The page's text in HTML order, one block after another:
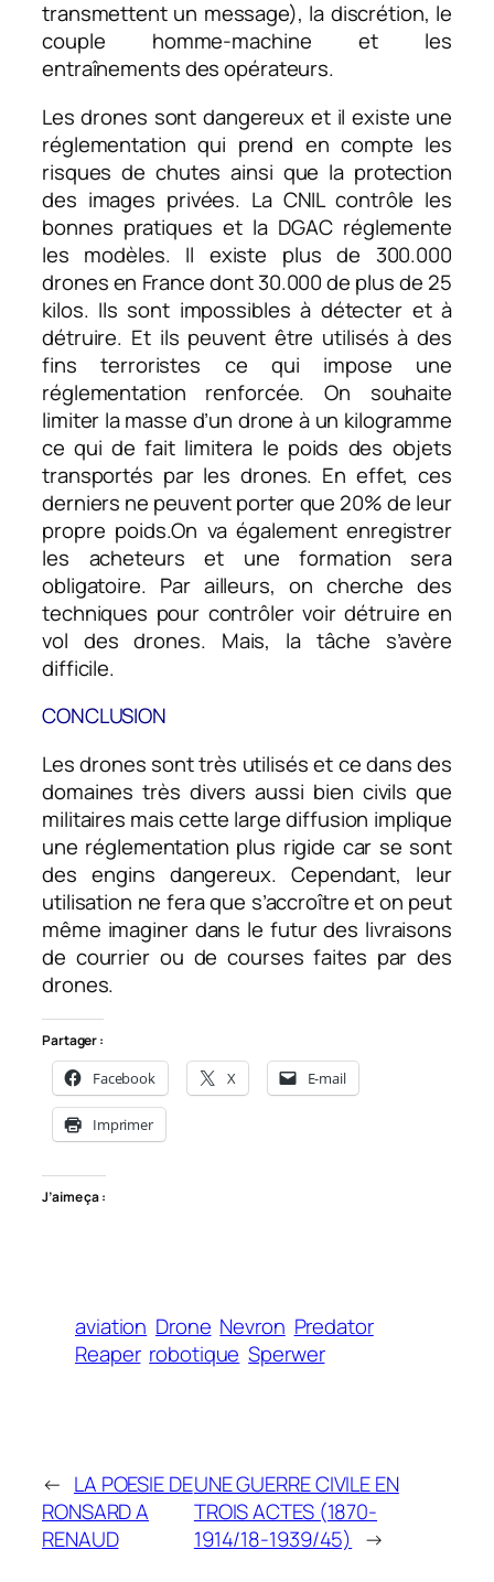
transmettent un message), la discrétion, le
couple homme-machine et les
entraînements des opérateurs.
Les drones sont dangereux et il existe une
réglementation qui prend en compte les
risques de chutes ainsi que la protection
des images privées. La CNIL contrôle les
bonnes pratiques et la DGAC réglemente
les modèles. Il existe plus de 300.000
drones en France dont 30.000 de plus de 25
kilos. Ils sont impossibles à détecter et à
détruire. Et ils peuvent être utilisés à des
fins terroristes ce qui impose une
réglementation renforcée. On souhaite
limiter la masse d’un drone à un kilogramme
ce qui de fait limitera le poids des objets
transportés par les drones. En effet, ces
derniers ne peuvent porter que 20% de leur
propre poids.On va également enregistrer
les acheteurs et une formation sera
obligatoire. Par ailleurs, on cherche des
techniques pour contrôler voir détruire en
vol des drones. Mais, la tâche s’avère
difficile.
CONCLUSION
Les drones sont très utilisés et ce dans des
domaines très divers aussi bien civils que
militaires mais cette large diffusion implique
une réglementation plus rigide car se sont
des engins dangereux. Cependant, leur
utilisation ne fera que s’accroître et on peut
même imaginer dans le futur des livraisons
de courrier ou de courses faites par des
drones.
Partager :
Facebook X E-mail
Imprimer
J’aime ça :
aviation Drone Nevron Predator
Reaper robotique Sperwer
← LA POESIE DE
RONSARD A
RENAUD
UNE GUERRE CIVILE EN
TROIS ACTES (1870-
1914/18-1939/45) →